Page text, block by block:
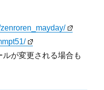
が変更される場合も